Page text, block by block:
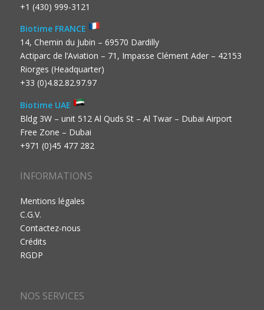
+1 (430) 999-3121
Biotime FRANCE
14, Chemin du Jubin – 69570 Dardilly
Actiparc de l’Aviation – 71, Impasse Clément Ader – 42153
Riorges (Headquarter)
+33 (0)4.82.82.97.97
Biotime UAE
Bldg 3W – unit 512 Al Quds St – Al Twar – Dubai Airport
Free Zone – Dubai
+971 (0)45 477 282
INFORMATIONS
Mentions légales
C.G.V.
Contactez-nous
Crédits
RGDP
NOS SERVICES